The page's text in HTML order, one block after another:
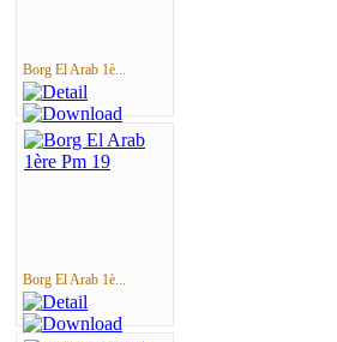
Borg El Arab 1è...
Borg El Arab 1è...